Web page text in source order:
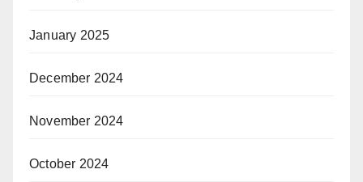
January 2025
December 2024
November 2024
October 2024